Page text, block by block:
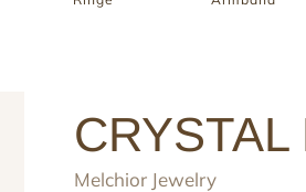
Melchior Jewelry